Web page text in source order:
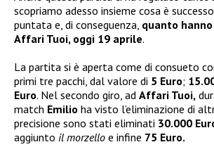
scopriamo adesso insieme cosa è
puntata e, di conseguenza, quanto
Affari Tuoi, oggi 19 aprile.
La partita si è aperta come di consueto
primi tre pacchi, dal valore di 5 Euro;
Euro. Nel secondo giro, ad Affari Tuoi,
match Emilio ha visto l’eliminazione di
precisione sono stati eliminati 30.000
aggiunto il morzello e infine 75 Euro.